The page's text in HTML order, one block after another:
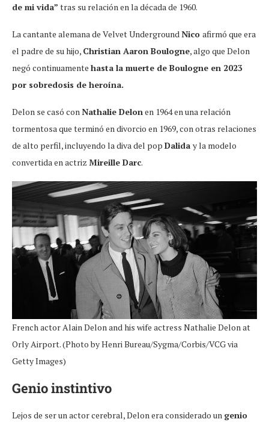
de mi vida” tras su relación en la década de 1960.
La cantante alemana de Velvet Underground Nico afirmó que era
el padre de su hijo, Christian Aaron Boulogne, algo que Delon
negó continuamente hasta la muerte de Boulogne en 2023
por sobredosis de heroína.
Delon se casó con Nathalie Delon en 1964 en una relación
tormentosa que terminó en divorcio en 1969, con otras relaciones
de alto perfil, incluyendo la diva del pop Dalida y la modelo
convertida en actriz Mireille Darc.
French actor Alain Delon and his wife actress Nathalie Delon at
Orly Airport. (Photo by Henri Bureau/Sygma/Corbis/VCG via
Getty Images)
Genio instintivo
Lejos de ser un actor cerebral, Delon era considerado un genio